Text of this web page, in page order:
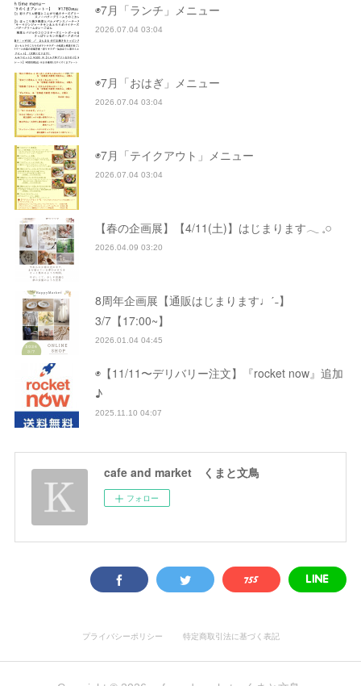
◉7月「ランチ」メニュー
2026.07.04 03:04
◉7月「おはぎ」メニュー
2026.07.04 03:04
◉7月「テイクアウト」メニュー
2026.07.04 03:04
【春の企画展】【4/11(土)】はじまります𓂃 𓈒𓏸
2026.04.09 03:20
8周年企画展【通販はじまります♩ˊ˗】
3/7【17:00~】
2026.01.04 04:45
◉【11/11〜デリバリー注文】『rocket now』追加
♪
2025.11.10 04:07
cafe and market くまと文鳥
フォロー
プライバシーポリシー 特定商取引法に基づく表記